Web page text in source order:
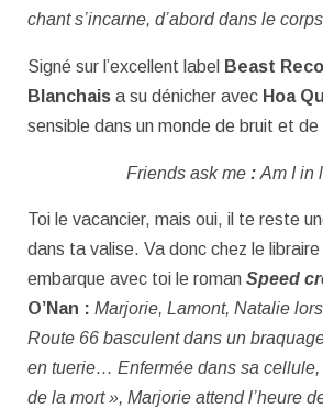
chant s’incarne, d’abord dans le corps
Signé sur l’excellent label Beast
Blanchais a su dénicher avec Hoa
sensible dans un monde de bruit et de
Friends ask me : Am I in
Toi le vacancier, mais oui, il te reste
dans ta valise. Va donc chez le
embarque avec toi le roman Speed
O’Nan : Marjorie, Lamont, Natalie
Route 66 basculent dans un
en tuerie… Enfermée dans sa
de la mort », Marjorie attend l’heure